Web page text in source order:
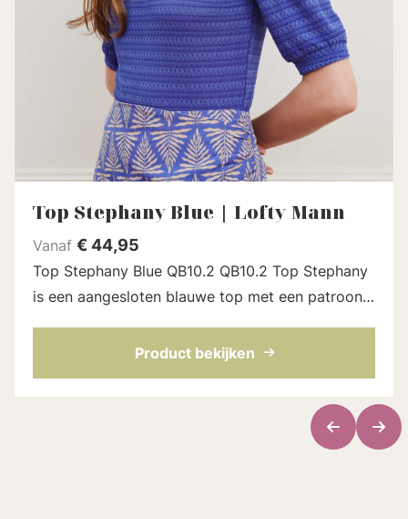
Top Stephany Blue | Lofty Mann
Vanaf €44,95
Top Stephany Blue QB10.2 QB10.2 Top Stephany
is een aangesloten blauwe top met een patroon
aan de elleboog. De top bevat veel ...
Product bekijken